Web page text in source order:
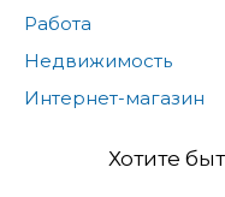
Работа
Недвижимость
Интернет-магазин
Хотите